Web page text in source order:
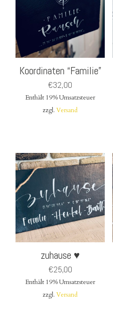
Koordinaten “Familie”
€32,00
Enthält 19% Umsatzsteuer
zzgl.Versand
zuhause ♥
€25,00
Enthält 19% Umsatzsteuer
zzgl.Versand